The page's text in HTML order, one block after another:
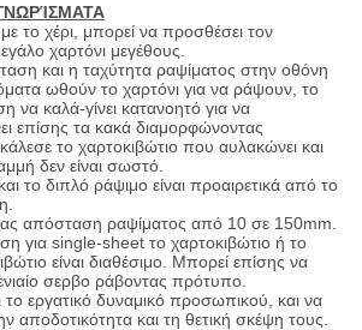
το χέρι, μπορεί να προσθέσει τον
χαρτόνι μεγέθους.
και η ταχύτητα ραψίματος στην οθόνη
ωθούν το χαρτόνι για να ράψουν, το
να καλά-γίνει κατανοητό για να
επίσης τα κακά διαμορφώνοντας
το χαρτοκιβώτιο που αυλακώνει και
δεν είναι σωστό.
το διπλό ράψιμο είναι προαιρετικά από το
απόσταση ραψίματος από 10 σε 150mm.
για single-sheet το χαρτοκιβώτιο ή το
είναι διαθέσιμο. Μπορεί επίσης να
σερβο ράβοντας πρότυπο.
το εργατικό δυναμικό προσωπικού, και να
αποδοτικότητα και τη θετική σκέψη τους.